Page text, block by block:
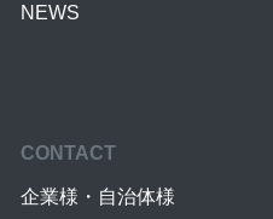
NEWS
CONTACT
企業様・自治体様